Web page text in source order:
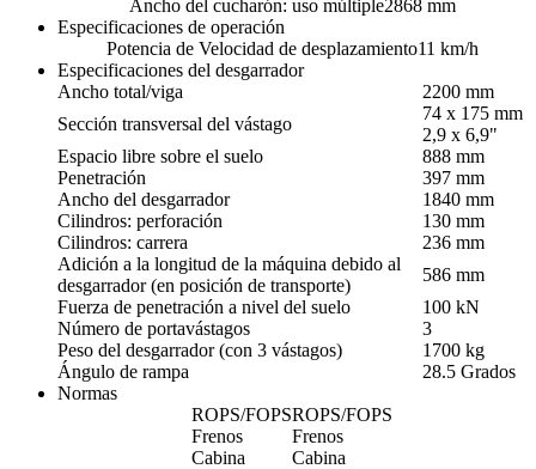
Ancho del cucharón: uso múltiple2868 mm
Especificaciones de operación
Potencia de Velocidad de desplazamiento11 km/h
Especificaciones del desgarrador
Ancho total/viga
2200 mm
Sección transversal del vástago
74 x 175 mm
2,9 x 6,9"
Espacio libre sobre el suelo
888 mm
Penetración
397 mm
Ancho del desgarrador
1840 mm
Cilindros: perforación
130 mm
Cilindros: carrera
236 mm
Adición a la longitud de la máquina debido al
desgarrador (en posición de transporte)
586 mm
Fuerza de penetración a nivel del suelo
100 kN
Número de portavástagos
3
Peso del desgarrador (con 3 vástagos)
1700 kg
Ángulo de rampa
28.5 Grados
Normas
ROPS/FOPSROPS/FOPS
Frenos
Frenos
Cabina
Cabina